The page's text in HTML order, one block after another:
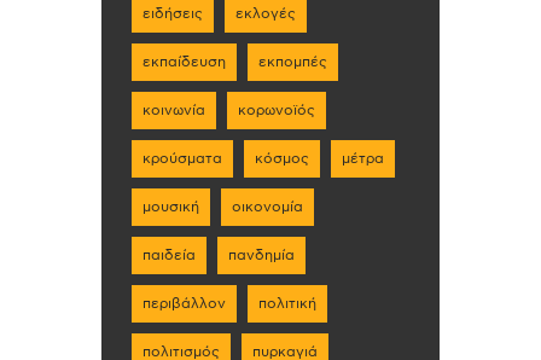
ειδήσεις εκλογές
εκπαίδευση εκπομπές
κοινωνία κορωνοϊός
κρούσματα κόσμος μέτρα
μουσική οικονομία
παιδεία πανδημία
περιβάλλον πολιτική
πολιτισμός πυρκαγιά